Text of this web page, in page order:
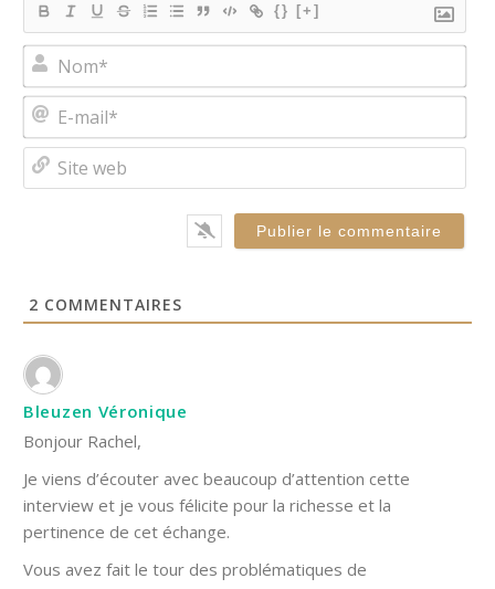
{} [+]
E-
2 COMMENTAIRES
Bleuzen Véronique
Bonjour Rachel,
Je viens d’écouter avec beaucoup d’attention cette
interview et je vous félicite pour la richesse et la
pertinence de cet échange.
Vous avez fait le tour des problématiques de